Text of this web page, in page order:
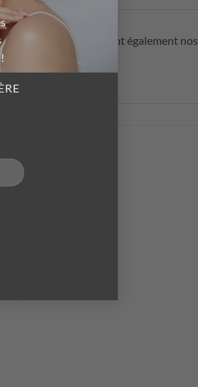
le soleil, mais contient également nos
de jour anti-âge.